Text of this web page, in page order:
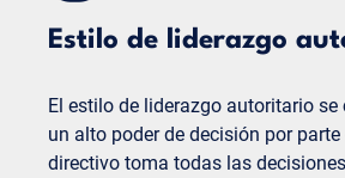
Estilo de liderazgo
El estilo de liderazgo autoritario se
un alto poder de decisión por
directivo toma todas las